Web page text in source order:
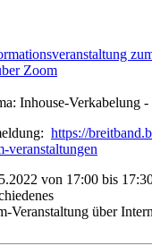
Zoom
Inhouse-Verkabelung
https://
veranstaltungen
von 17:00 bis
Veranstaltung über